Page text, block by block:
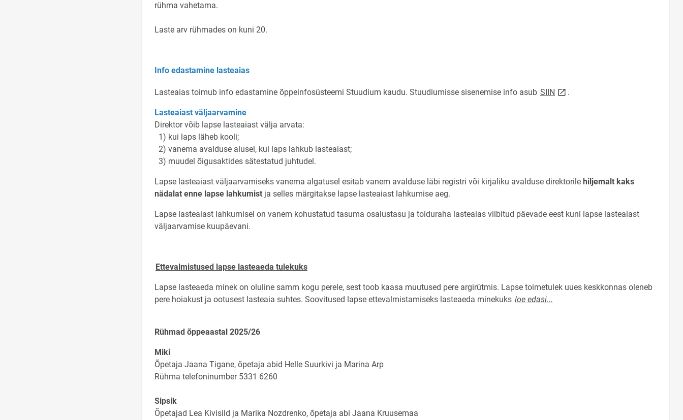
rühma vahetama.
Laste arv rühmades on kuni 20.
Info edastamine lasteaias
Lasteaias toimub info edastamine õppeinfosüsteemi Stuudium kaudu. Stuudiumisse sisenemise info asub SIIN link opens on new page
.
Lasteaiast väljaarvamine
Direktor võib lapse lasteaiast välja arvata:
1) kui laps läheb kooli;
2) vanema avalduse alusel, kui laps lahkub lasteaiast;
3) muudel õigusaktides sätestatud juhtudel.
Lapse lasteaiast väljaarvamiseks vanema algatusel esitab vanem avalduse läbi registri või kirjaliku avalduse direktorile hiljemalt kaks
nädalat enne lapse lahkumist ja selles märgitakse lapse lasteaiast lahkumise aeg.
Lapse lasteaiast lahkumisel on vanem kohustatud tasuma osalustasu ja toiduraha lasteaias viibitud päevade eest kuni lapse lasteaiast
väljaarvamise kuupäevani.
Ettevalmistused lapse lasteaeda tulekuks
Lapse lasteaeda minek on oluline samm kogu perele, sest toob kaasa muutused pere argirütmis. Lapse toimetulek uues keskkonnas oleneb
pere hoiakust ja ootusest lasteaia suhtes. Soovitused lapse ettevalmistamiseks lasteaeda minekuks loe edasi...
Rühmad õppeaastal 2025/26
Miki
Õpetaja Jaana Tigane, õpetaja abid Helle Suurkivi ja Marina Arp
Rühma telefoninumber 5331 6260
Sipsik
Õpetajad Lea Kivisild ja Marika Nozdrenko, õpetaja abi Jaana Kruusemaa